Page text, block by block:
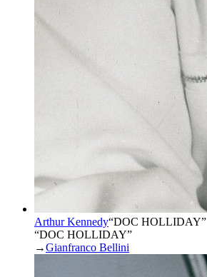
Arthur Kennedy“DOC HOLLIDAY”
“DOC HOLLIDAY”
→Gianfranco Bellini